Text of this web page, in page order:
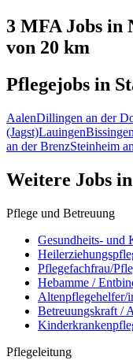
3 MFA Jobs in
von 20 km
Pflegejobs in
AalenDillingen an der
(Jagst)LauingenBissingen
an der BrenzSteinheim
Weitere Jobs in
Pflege und Betreuung
Gesundheits- und
Pflegefachfrau/
Hebamme /
Altenpflegehelfer/
Betreuungskraft /
Pflegeleitung